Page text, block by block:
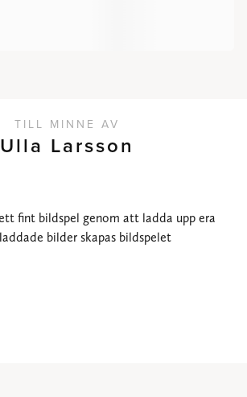
TILL MINNE AV
Ulla Larsson
fint bildspel genom att ladda upp era
bilder skapas bildspelet